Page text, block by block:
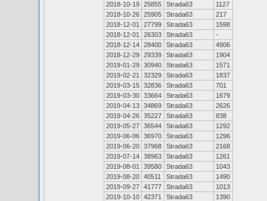
2018-10-19 25855 Strada63
1127
2018-10-26 25905 Strada63
217
2018-12-01
27799 Strada63
1598
2018-12-01
26303 Strada63
-
2018-12-14 28400 Strada63
4906
2018-12-29 29339 Strada63
1904
2019-01-29 30940 Strada63
1571
2019-02-21
32329 Strada63
1837
2019-03-15 32836 Strada63
701
2019-03-30 33664 Strada63
1679
2019-04-13 34869 Strada63
2626
2019-04-26 35227 Strada63
838
2019-05-27 36544 Strada63
1292
2019-06-06 36970 Strada63
1296
2019-06-20 37968 Strada63
2168
2019-07-14 38963 Strada63
1261
2019-08-01
39580 Strada63
1043
2019-08-20 40511 Strada63
1490
2019-09-27 41777 Strada63
1013
2019-10-10 42371 Strada63
1390